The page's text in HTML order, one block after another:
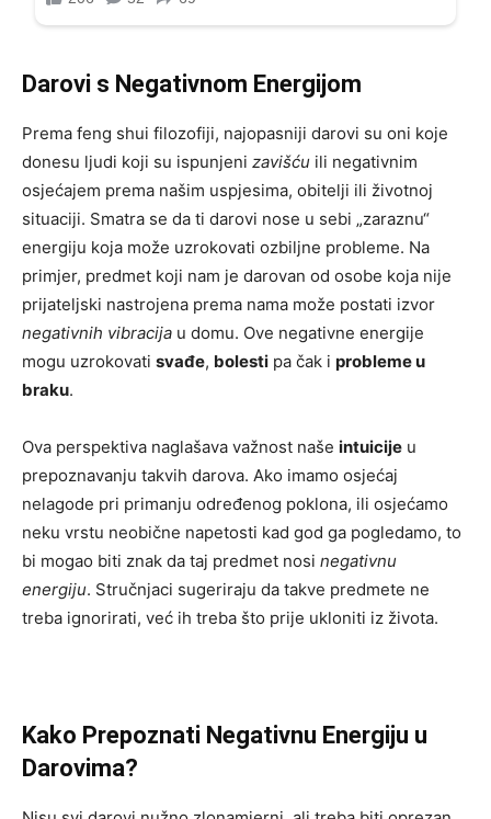
Darovi s Negativnom Energijom
Prema feng shui filozofiji, najopasniji darovi su oni koje
donesu ljudi koji su ispunjeni zavišću ili negativnim
osjećajem prema našim uspjesima, obitelji ili životnoj
situaciji. Smatra se da ti darovi nose u sebi „zaraznu“
energiju koja može uzrokovati ozbiljne probleme. Na
primjer, predmet koji nam je darovan od osobe koja nije
prijateljski nastrojena prema nama može postati izvor
negativnih vibracija u domu. Ove negativne energije
mogu uzrokovati svađe, bolesti pa čak i probleme u
braku.
Ova perspektiva naglašava važnost naše intuicije u
prepoznavanju takvih darova. Ako imamo osjećaj
nelagode pri primanju određenog poklona, ili osjećamo
neku vrstu neobične napetosti kad god ga pogledamo, to
bi mogao biti znak da taj predmet nosi negativnu
energiju. Stručnjaci sugeriraju da takve predmete ne
treba ignorirati, već ih treba što prije ukloniti iz života.
Kako Prepoznati Negativnu Energiju u
Darovima?